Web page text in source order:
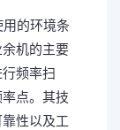
的环境条
机的主要
频率扫
点。其技
性以及工